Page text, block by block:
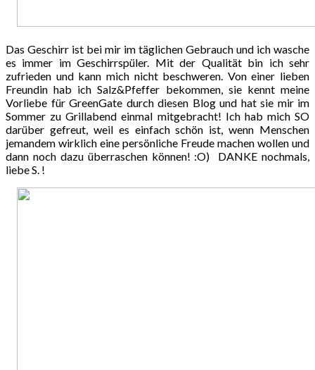
Das Geschirr ist bei mir im täglichen Gebrauch und ich wasche
es immer im Geschirrspüler. Mit der Qualität bin ich sehr
zufrieden und kann mich nicht beschweren. Von einer lieben
Freundin hab ich Salz&Pfeffer bekommen, sie kennt meine
Vorliebe für GreenGate durch diesen Blog und hat sie mir im
Sommer zu Grillabend einmal mitgebracht! Ich hab mich SO
darüber gefreut, weil es einfach schön ist, wenn Menschen
jemandem wirklich eine persönliche Freude machen wollen und
dann noch dazu überraschen können! :O) DANKE nochmals,
liebe S. !